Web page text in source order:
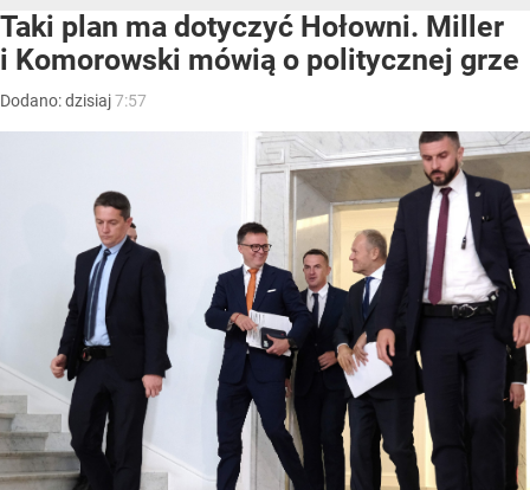
Taki plan ma dotyczyć Hołowni. Miller
i Komorowski mówią o politycznej grze
Dodano:dzisiaj7:57